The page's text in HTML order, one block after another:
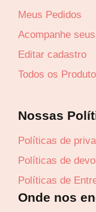
R$
R$
Meus Pedidos
Acompanhe
Editar cadastro
Todos os
Nossas
Políticas de
Políticas de
Políticas de
Onde nos